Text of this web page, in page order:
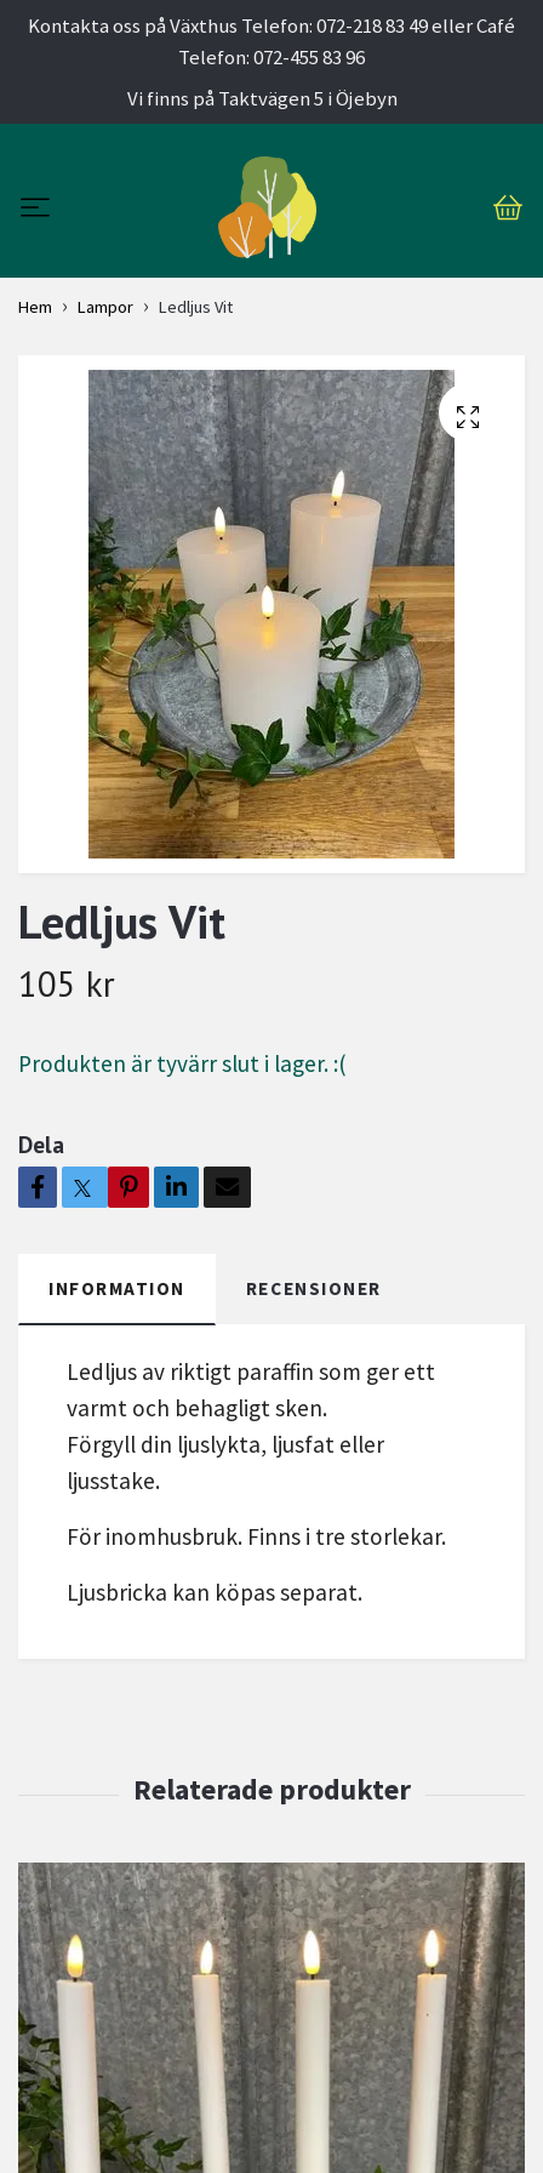
Kontakta oss på Växthus Telefon: 072-218 83 49 eller Café
Telefon: 072-455 83 96
Vi finns på Taktvägen 5 i Öjebyn
Hem Lampor Ledljus Vit
Ledljus Vit
105 kr
Produkten är tyvärr slut i lager. :(
Dela
INFORMATION RECENSIONER
Ledljus av riktigt paraffin som ger ett
varmt och behagligt sken.
Förgyll din ljuslykta, ljusfat eller
ljusstake.
För inomhusbruk. Finns i tre storlekar.
Ljusbricka kan köpas separat.